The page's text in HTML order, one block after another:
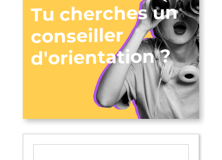
Tu cherches un
conseiller
d'orientation ?